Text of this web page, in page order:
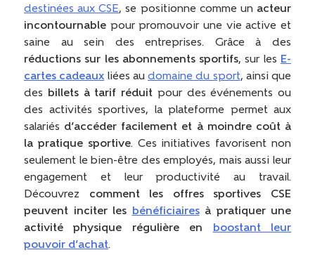
destinées aux CSE, se positionne comme un acteur
incontournable pour promouvoir une vie active et
saine au sein des entreprises. Grâce à des
réductions sur les abonnements sportifs, sur les E-
cartes cadeaux liées au domaine du sport, ainsi que
des
billets à tarif réduit pour des événements ou
des activités sportives, la plateforme permet aux
salariés d’accéder facilement et à moindre coût à
la pratique sportive. Ces initiatives favorisent non
seulement le bien-être des employés, mais aussi leur
engagement et leur productivité au travail.
Découvrez comment les offres sportives CSE
peuvent inciter les
bénéficiairesà pratiquer une
activité physique régulière en
boostant leur
pouvoir d’achat.